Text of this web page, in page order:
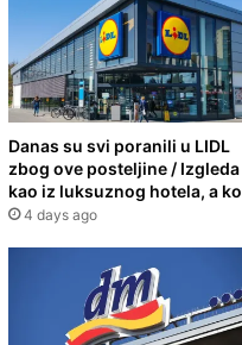
Danas su svi poranili u LIDL
zbog ove posteljine / Izgleda
kao iz luksuznog hotela, a ko
4 days ago